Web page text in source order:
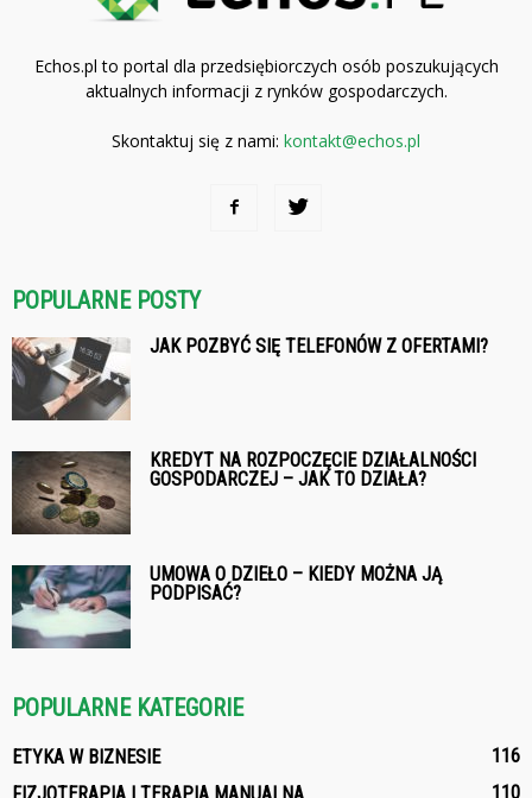
Echos.pl to portal dla przedsiębiorczych osób poszukujących
aktualnych informacji z rynków gospodarczych.
Skontaktuj się z nami: kontakt@echos.pl
POPULARNE POSTY
JAK POZBYĆ SIĘ TELEFONÓW Z OFERTAMI?
KREDYT NA ROZPOCZĘCIE DZIAŁALNOŚCI
GOSPODARCZEJ – JAK TO DZIAŁA?
UMOWA O DZIEŁO – KIEDY MOŻNA JĄ
PODPISAĆ?
POPULARNE KATEGORIE
ETYKA W BIZNESIE
116
110